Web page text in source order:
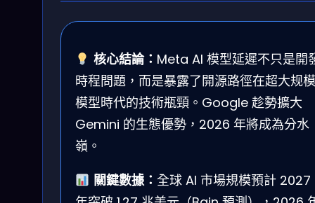
核心結論： Meta AI 模型延遲不只是開
時程問題，而是暴露了開源路徑在超大规模
模型時代的技術瓶頸。Google 趁勢擴大
Gemini 的生態優勢，2026 年將成為分水
嶺。
關鍵數據： 全球 AI 市場規模預計 2027